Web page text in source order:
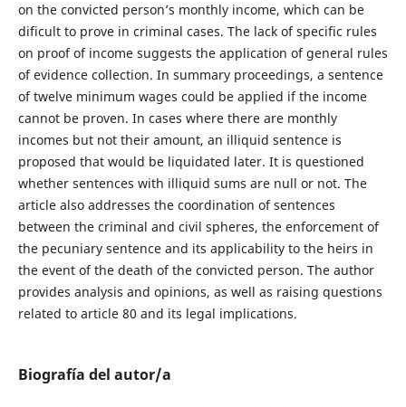
on the convicted person’s monthly income, which can be
dificult to prove in criminal cases. The lack of specific rules
on proof of income suggests the application of general rules
of evidence collection. In summary proceedings, a sentence
of twelve minimum wages could be applied if the income
cannot be proven. In cases where there are monthly
incomes but not their amount, an illiquid sentence is
proposed that would be liquidated later. It is questioned
whether sentences with illiquid sums are null or not. The
article also addresses the coordination of sentences
between the criminal and civil spheres, the enforcement of
the pecuniary sentence and its applicability to the heirs in
the event of the death of the convicted person. The author
provides analysis and opinions, as well as raising questions
related to article 80 and its legal implications.
Biografía del autor/a